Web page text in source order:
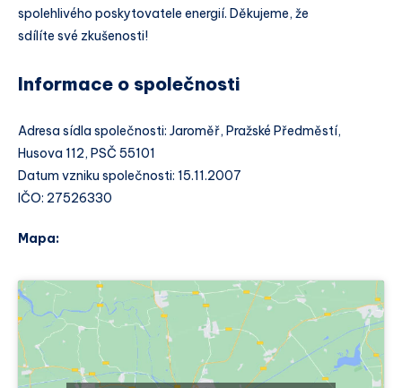
spolehlivého poskytovatele energií. Děkujeme, že
sdílíte své zkušenosti!
Informace o společnosti
Adresa sídla společnosti: Jaroměř, Pražské Předměstí,
Husova 112, PSČ 55101
Datum vzniku společnosti: 15.11.2007
IČO: 27526330
Mapa: